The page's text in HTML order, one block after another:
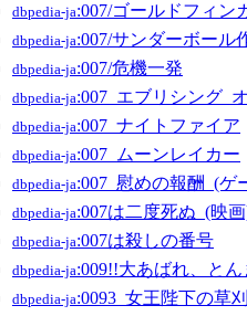
dbpedia-ja:007/ゴールドフィン
dbpedia-ja:007/サンダーボール
dbpedia-ja:007/危機一発
dbpedia-ja:007_エブリシング_
dbpedia-ja:007_ナイトファイア
dbpedia-ja:007_ムーンレイカー
dbpedia-ja:007_慰めの報酬_(ゲ
dbpedia-ja:007は二度死ぬ_(映
dbpedia-ja:007は殺しの番号
dbpedia-ja:009!!大あばれ、と
dbpedia-ja:0093_女王陛下の草